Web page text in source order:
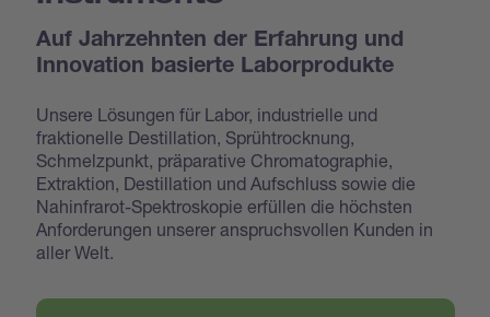
Auf Jahrzehnten der Erfahrung und
Innovation basierte Laborprodukte
Unsere Lösungen für Labor, industrielle und
fraktionelle Destillation, Sprühtrocknung,
Schmelzpunkt, präparative Chromatographie,
Extraktion, Destillation und Aufschluss sowie die
Nahinfrarot-Spektroskopie erfüllen die höchsten
Anforderungen unserer anspruchsvollen Kunden in
aller Welt.